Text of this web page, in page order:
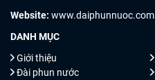
Website: www.daiphunnuoc.com
DANH MỤC
Giới thiệu
Đài phun nước